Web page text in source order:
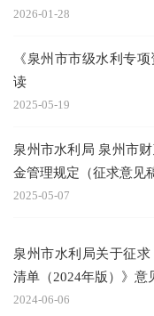
2026-01-28
《泉州市市级水利专
读
2025-05-19
泉州市水利局 泉州市
金管理规定（征求意见
2025-05-07
泉州市水利局关于征
清单（2024年版）》意
2024-06-06